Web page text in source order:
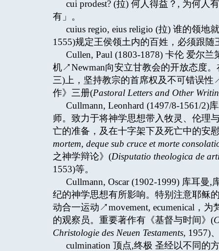
cui prodest? (拉) 何人得益？, 为何人
有」。
cuius regio, eius religio (拉) 谁的领地
1555)规定王侯领土内的百姓，必须跟随
Cullen, Paul (1803-1878) 卡伦 爱尔
机↗Newman向安立甘教会的开放态度
三)上，坚持教宗的首席权及不可错误
作》三册(Pastoral Letters and Other
Cullmann, Leonhard (1497/8-1561/
师。致力于将神学思想带入牧灵、伦理
亡的准备，及在十字架下及死亡中的安
mortem, deque sub cruce et morte
之神学辩论》(Disputatio theologica de
1553)等。
Cullmann, Oscar (1902-1999) 库耳
纪的神学思想有所影响。特别注意耶稣
动合一运动↗movement, ecumenical，
的观察员。重要著作有《基督与时间》(
Christologie des Neuen Testaments, 1957)
culmination 顶点,终极 圣经以不同的